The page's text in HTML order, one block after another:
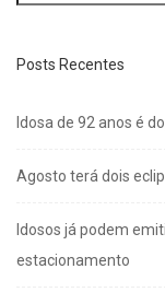
Posts Recentes
Idosa de 92 anos é
Agosto terá dois
Idosos já podem
estacionamento